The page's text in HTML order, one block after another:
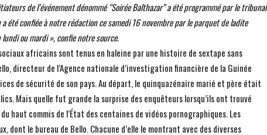
de l’événement dénommé “Soirée Balthazar” a été programmé par le tribunal
été confiée à notre rédaction ce samedi 16 novembre par le parquet de ladite
lundi ou mardi », confie notre source.
africains sont tenus en haleine par une histoire de sextape sans
directeur de l’Agence nationale d’investigation financière de la Guinée
de sécurité de son pays. Au départ, le quinquazénaire marié et père était
Mais quelle fut grande la surprise des enquêteurs lorsqu’ils ont trouvé
haut commis de l’État des centaines de vidéos pornographiques. Les
dont le bureau de Bello. Chacune d’elle le montrant avec des diverses